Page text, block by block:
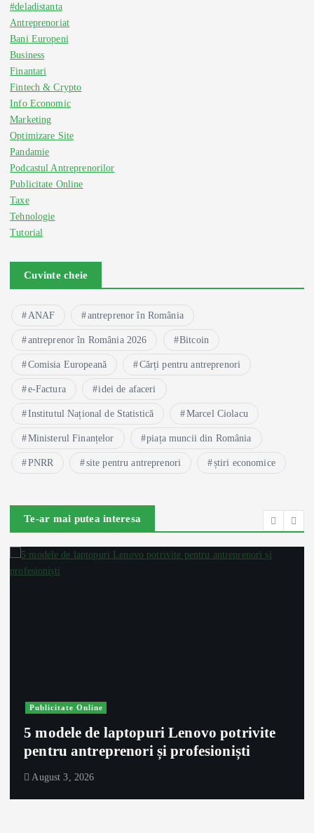
#deladistanta
Antreprenoriat
Bani Europeni
Business
Finantari
Fintech & Crypto
Info Economic
Marketing
Optimizare Site
Pandamie
Podcastul Antreprenorilor
Publicitate Online
Taxe
Tehnologie
Tutorial
Cuvinte cheie
ANAF antreprenor în România
antreprenor în România 2026 Bitcoin
Comisia Europeană Cărți pentru antreprenori
e-Factura idei de afaceri
Institutul Național de Statistică Marcel Ciolacu
Ministerul Finanțelor piața muncii din România
PNRR site pentru antreprenori știri economice
Te-ar mai putea interesa
Publicitate Online
5 modele de laptopuri Lenovo potrivite
pentru antreprenori și profesioniști
August 3, 2026